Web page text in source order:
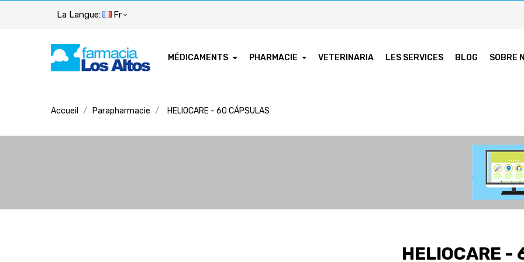
La Langue: Fr
MÉDICAMENTS PHARMACIE VETERINARIA LES SERVICES BLOG SOBRE
Accueil Parapharmacie HELIOCARE - 60 CÁPSULAS
HELIOCARE -